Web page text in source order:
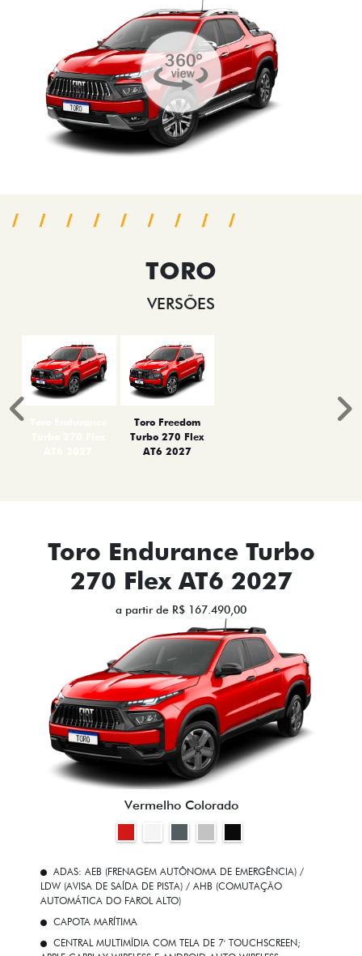
TORO
VERSÕES
Toro Freedom
Turbo 270 Flex
AT6 2027
Anterior
Toro Endurance Turbo
270 Flex AT6 2027
a partir de R$ 167.490,00
Vermelho Colorado
ADAS: AEB (FRENAGEM AUTÔNOMA DE EMERGÊNCIA) /
LDW (AVISA DE SAÍDA DE PISTA) / AHB (COMUTAÇÃO
AUTOMÁTICA DO FAROL ALTO)
CAPOTA MARÍTIMA
CENTRAL MULTIMÍDIA COM TELA DE 7' TOUCHSCREEN;